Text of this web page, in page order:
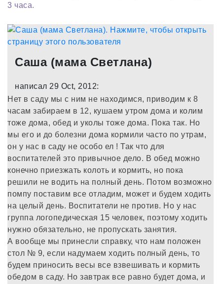
3 часа.
Саша (мама Светлана)
написал 29 Oct, 2012:
Нет в саду мы с ним не находимся, приводим к 8
часам забираем в 12, кушаем утром дома и колим
тоже дома, обед и уколы тоже дома. Пока так. Но
мы его и до болезни дома кормили часто по утрам,
он у нас в саду не особо ел ! Так что для
воспитателей это привычное дело. В обед можно
конечно приезжать колоть и кормить, но пока
решили не водить на полный день. Потом возможно
помпу поставим все отладим, может и будем ходить
на целый день. Воспитатели не против. Но у нас
группа логопедическая 15 человек, поэтому ходить
нужно обязательно, не пропускать занятия.
А вообще мы принесли справку, что нам положен
стол № 9, если надумаем ходить полный день, то
будем приносить весы все взвешивать и кормить
обедом в саду. Но завтрак все равно будет дома, и